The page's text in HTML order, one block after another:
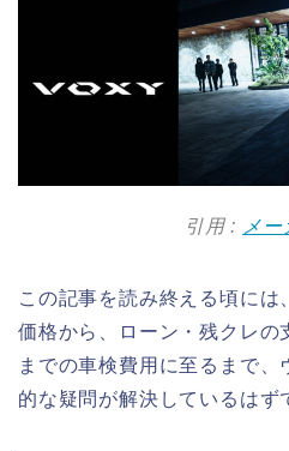
引用 : メ
この記事を読み終える頃には
価格から、ローン・残クレの
までの車検費用に至るまで、
的な疑問が解決しているはず